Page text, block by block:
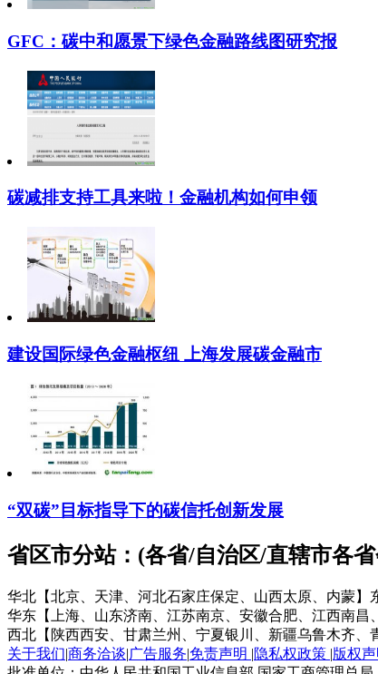
GFC：碳中和愿景下绿色金融路线图研究报
碳减排支持工具来啦！金融机构如何申领
建设国际绿色金融枢纽 上海发展碳金融市
“双碳”目标指导下的碳信托创新发展
省区市分站：(各省/自治区/直辖市各
华北【北京、天津、河北石家庄保定、山西太原、内蒙】
华东【上海、山东济南、江苏南京、安徽合肥、江西南昌
西北【陕西西安、甘肃兰州、宁夏银川、新疆乌鲁木齐、
关于我们|商务洽谈|广告服务|免责声明 |隐私权政策 |版权声